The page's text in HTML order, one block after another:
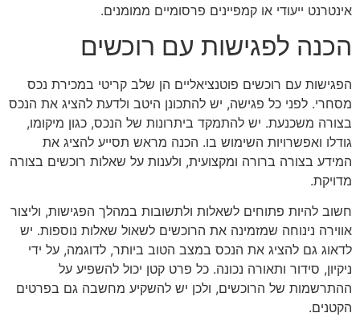
אינטרנט ייעודי או קמפיינים פרסומיים ממומנים.
הכנה לפגישות עם רוכשים
הפגישות עם רוכשים פוטנציאליים הן שלב קריטי במכירת נכס
מסחרי. לפני כל פגישה, יש להתכונן היטב ולדעת להציג את הנכס
בצורה משכנעת. יש להתמקד ביתרונות של הנכס, כגון מיקומו,
גודלו ואפשרויות השימוש בו. הכנה מראש תסייע להציג את
המידע בצורה ברורה ומקצועית, ולענות על שאלות רוכשים בצורה
מדויקת.
חשוב להיות פתוחים לשאלות ולתשובות במהלך הפגישות, וליצור
אווירה נינוחה שמזמינה את הרוכשים לשאול שאלות נוספות. יש
לדאוג גם להציג את הנכס במצב הטוב ביותר, לדוגמה, על ידי
ניקיון, סידור ותאורה נכונה. כל פרט קטן יכול להשפיע על
ההתרשמות של הרוכשים, ולכן יש להשקיע מחשבה גם בפרטים
הקטנים.